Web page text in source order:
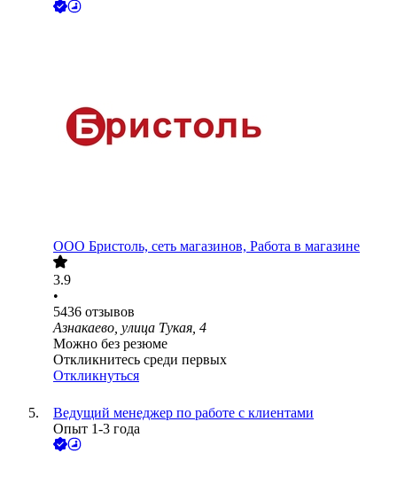
ООО Бристоль, сеть магазинов, Работа в магазине
3.9
•
5436 отзывов
Азнакаево, улица Тукая, 4
Можно без резюме
Откликнитесь среди первых
Откликнуться
Ведущий менеджер по работе с клиентами
Опыт 1-3 года